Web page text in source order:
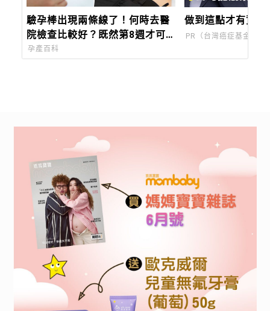
驗孕棒出現兩條線了！何時去醫
院檢查比較好？既然第8週才可
以領孕婦健康手冊，那時候再去
孕產百科
做到這點才有資格
PR（台灣癌症基金會）